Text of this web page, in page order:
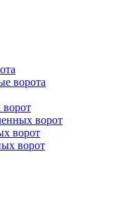
ворота
ворот
ворот
ворот
ворот